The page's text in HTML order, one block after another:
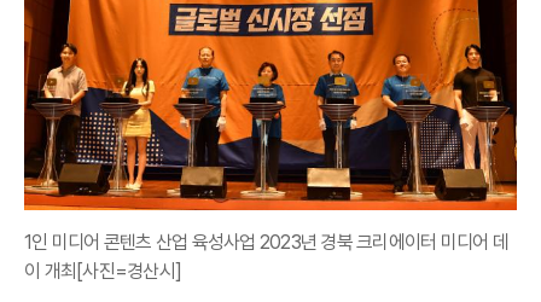
1인 미디어 콘텐츠 산업 육성사업 2023년 경북 크리에이터 미디어 데
이 개최[사진=경산시]